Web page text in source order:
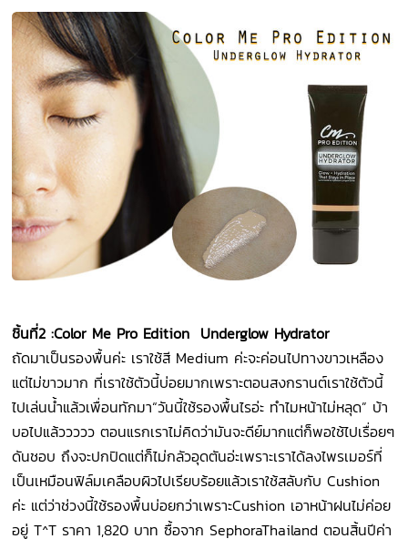
ชิ้นที่2 :Color Me Pro Edition Underglow Hydrator
ถัดมาเป็นรองพื้นค่ะ เราใช้สี Medium ค่ะจะค่อนไปทางขาวเหลือง
แต่ไม่ขาวมาก ที่เราใช้ตัวนี้บ่อยมากเพราะตอนสงกรานต์เราใช้ตัวนี้
ไปเล่นน้ำแล้วเพื่อนทักมา“วันนี้ใช้รองพื้นไรอ่ะ ทำไมหน้าไม่หลุด” บ้า
บอไปแล้ววววว ตอนแรกเราไม่คิดว่ามันจะดีย์มากแต่ก็พอใช้ไปเรื่อยๆ
ดันชอบ ถึงจะปกปิดแต่ก็ไม่กลัวอุดตันอ่ะเพราะเราได้ลงไพรเมอร์ที่
เป็นเหมือนฟิล์มเคลือบผิวไปเรียบร้อยแล้วเราใช้สลับกับ Cushion
ค่ะ แต่ว่าช่วงนี้ใช้รองพื้นบ่อยกว่าเพราะCushion เอาหน้าฝนไม่ค่อย
อยู่ T^T ราคา 1,820 บาท ซื้อจาก SephoraThailand ตอนสิ้นปีค่า